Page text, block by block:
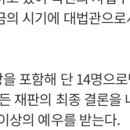
의 시기에 대법관으
포함해 단 14명으
재판의 최종 결론을
상의 예우를 받는다.